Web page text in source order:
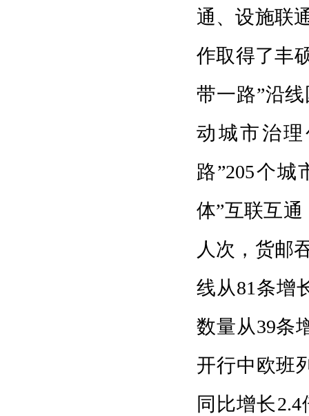
通、设施联
作取得了丰
带一路”沿
动城市治
路”205个
体”互联互
人次，货邮
线从81条增
数量从39条
开行中欧班
同比增长